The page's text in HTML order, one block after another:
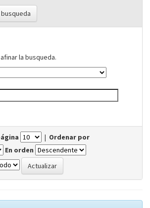
la busqueda.
| Ordenar por
En orden